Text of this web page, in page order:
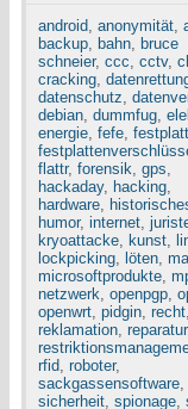
android, anonymität,
backup, bahn, bruce
schneier, ccc, cctv,
cracking,
datenschutz,
debian, dummfug,
energie, fefe,
flattr, forensik, gps,
hackaday, hacking,
hardware,
humor, internet,
kryoattacke, kunst,
lockpicking, löten,
microsoftprodukte,
netzwerk, openpgp,
openwrt, pidgin, recht,
reklamation, reparatur
rfid, roboter,
sackgassensoftware,
sicherheit, spionage,